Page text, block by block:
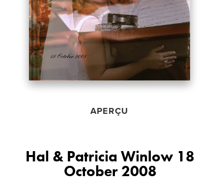
APERÇU
Hal & Patricia Winlow 18
October 2008